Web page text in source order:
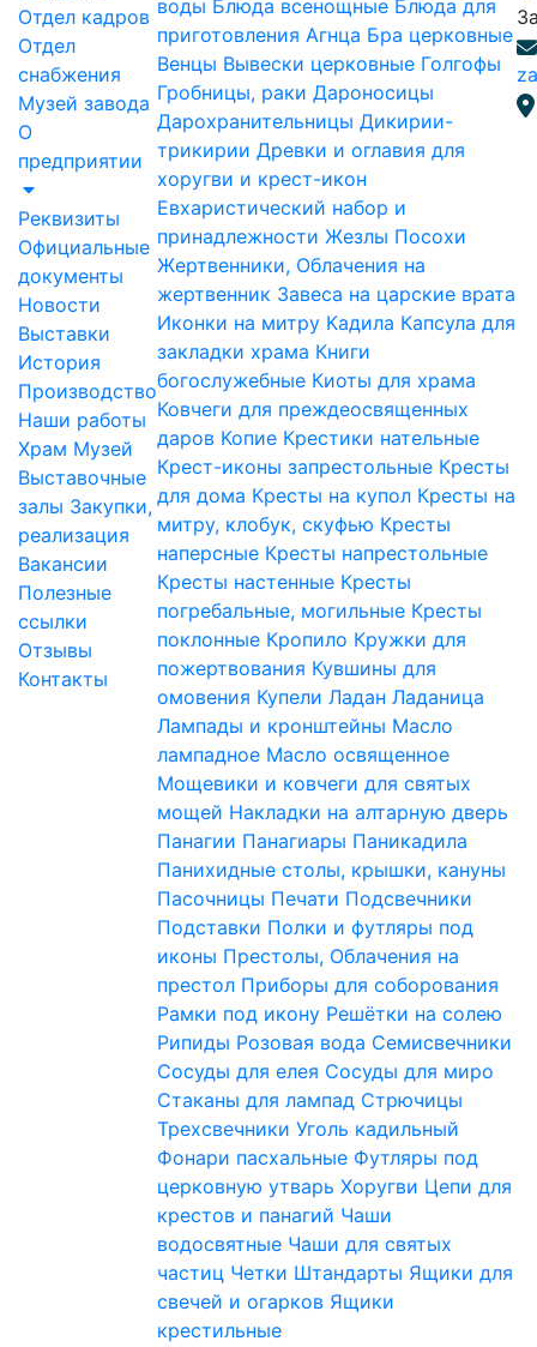
Отдел кадров
Отдел
снабжения
Музей завода
О
предприятии
Реквизиты
Официальные
документы
Новости
Выставки
История
Производство
Наши работы
Храм Музей
Выставочные
залы Закупки,
реализация
Вакансии
Полезные
ссылки
Отзывы
Контакты
воды Блюда всенощные Блюда для
приготовления Агнца Бра церковные
Венцы Вывески церковные Голгофы
Гробницы, раки Дароносицы
Дарохранительницы Дикирии-
трикирии Древки и оглавия для
хоругви и крест-икон
Евхаристический набор и
принадлежности Жезлы Посохи
Жертвенники, Облачения на
жертвенник Завеса на царские врата
Иконки на митру Кадила Капсула для
закладки храма Книги
богослужебные Киоты для храма
Ковчеги для преждеосвященных
даров Копие Крестики нательные
Крест-иконы запрестольные Кресты
для дома Кресты на купол Кресты на
митру, клобук, скуфью Кресты
наперсные Кресты напрестольные
Кресты настенные Кресты
погребальные, могильные Кресты
поклонные Кропило Кружки для
пожертвования Кувшины для
омовения Купели Ладан Ладаница
Лампады и кронштейны Масло
лампадное Масло освященное
Мощевики и ковчеги для святых
мощей Накладки на алтарную дверь
Панагии Панагиары Паникадила
Панихидные столы, крышки, кануны
Пасочницы Печати Подсвечники
Подставки Полки и футляры под
иконы Престолы, Облачения на
престол Приборы для соборования
Рамки под икону Решётки на солею
Рипиды Розовая вода Семисвечники
Сосуды для елея Сосуды для миро
Стаканы для лампад Стрючицы
Трехсвечники Уголь кадильный
Фонари пасхальные Футляры под
церковную утварь Хоругви Цепи для
крестов и панагий Чаши
водосвятные Чаши для святых
частиц Четки Штандарты Ящики для
свечей и огарков Ящики
крестильные